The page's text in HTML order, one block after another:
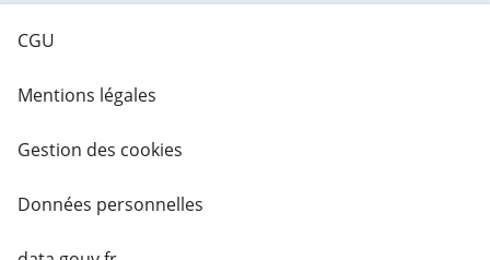
CGU
Mentions légales
Gestion des cookies
Données personnelles